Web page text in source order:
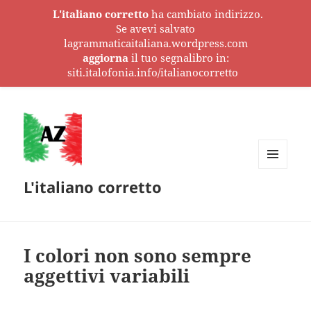
L'italiano corretto
I colori non sono sempre
aggettivi variabili
L'italiano corretto ha cambiato indirizzo.
Se avevi salvato
lagrammaticaitaliana.wordpress.com
aggiornail tuo segnalibro in:
siti.italofonia.info/italianocorretto